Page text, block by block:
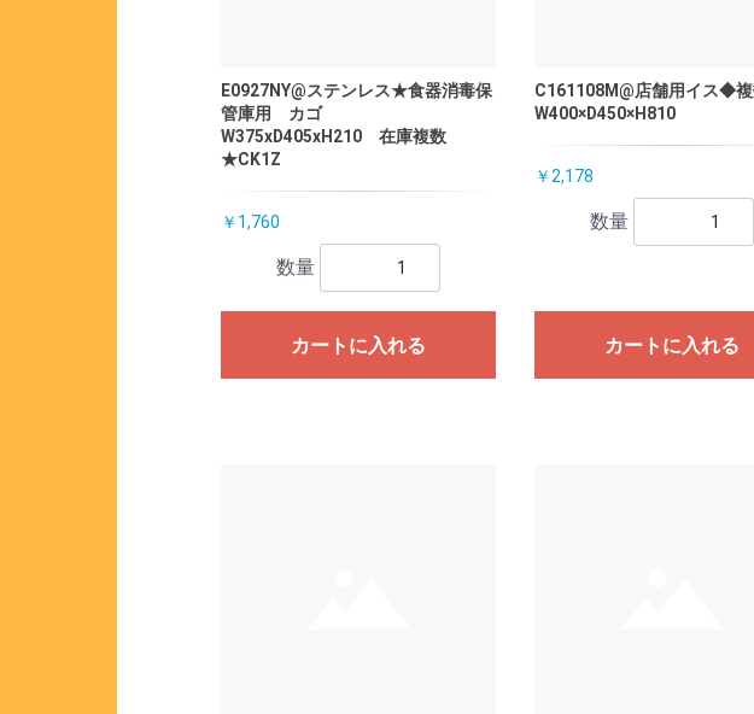
E0927NY@ステンレス★食器消毒保
管庫用 カゴ
W375xD405xH210 在庫複数
★CK1Z
￥1,760
数量
カートに入れる
C161108M@店舗用イス◆
W400×D450×H810
￥2,178
数量
カートに入れる